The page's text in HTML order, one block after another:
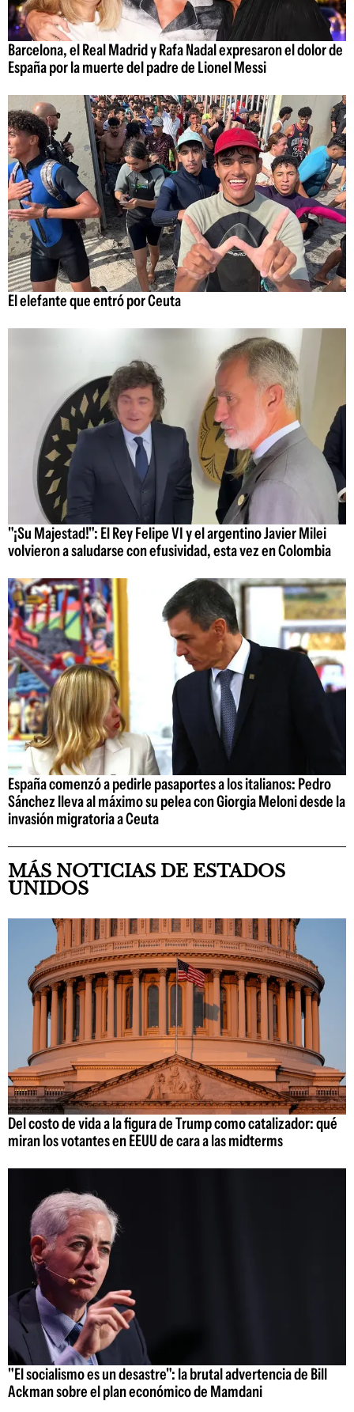
Barcelona, el Real Madrid y Rafa Nadal expresaron el dolor de
España por la muerte del padre de Lionel Messi
El elefante que entró por Ceuta
"¡Su Majestad!": El Rey Felipe VI y el argentino Javier Milei
volvieron a saludarse con efusividad, esta vez en Colombia
España comenzó a pedirle pasaportes a los italianos: Pedro
Sánchez lleva al máximo su pelea con Giorgia Meloni desde la
invasión migratoria a Ceuta
MÁS NOTICIAS DE ESTADOS
UNIDOS
Del costo de vida a la figura de Trump como catalizador: qué
miran los votantes en EEUU de cara a las midterms
"El socialismo es un desastre": la brutal advertencia de Bill
Ackman sobre el plan económico de Mamdani